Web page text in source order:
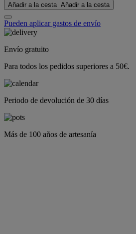
Añadir a la cesta Añadir a la cesta
Pueden aplicar gastos de envío
Envío gratuito
Para todos los pedidos superiores a 50€.
Periodo de devolución de 30 días
Más de 100 años de artesanía